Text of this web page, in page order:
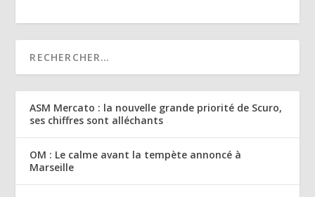
ASM Mercato : la nouvelle grande priorité de Scuro,
ses chiffres sont alléchants
OM : Le calme avant la tempète annoncé à
Marseille